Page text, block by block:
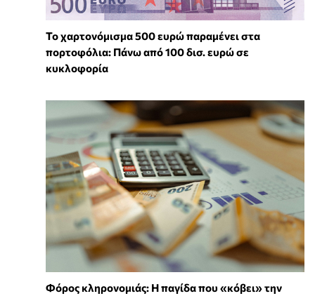
Το χαρτονόμισμα 500 ευρώ παραμένει στα
πορτοφόλια: Πάνω από 100 δισ. ευρώ σε
κυκλοφορία
Φόρος κληρονομιάς: Η παγίδα που «κόβει» την